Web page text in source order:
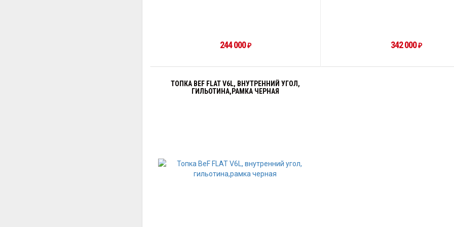
244 000₽ 342 000₽
ТОПКА BEF FLAT V6L, ВНУТРЕННИЙ УГОЛ,
ГИЛЬОТИНА,РАМКА ЧЕРНАЯ